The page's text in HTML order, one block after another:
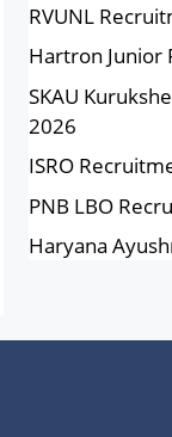
RVUNL
Hartron Junior
SKAU
2026
ISRO
PNB LBO
Haryana